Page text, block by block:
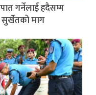
गर्नेलाई हदैसम्म
माग